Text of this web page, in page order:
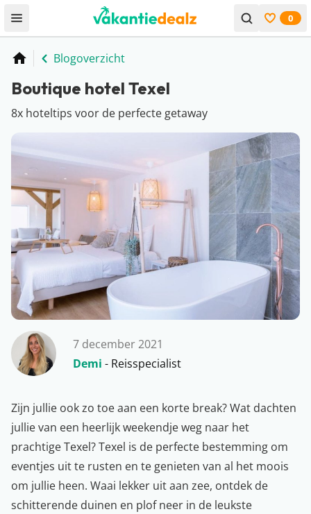
Open menu Bekijk
0
Home
Blogoverzicht
Boutique hotel Texel
8x hoteltips voor de perfecte getaway
7 december 2021
Demi - Reisspecialist
Zijn jullie ook zo toe aan een korte break? Wat dachten
jullie van een heerlijk weekendje weg naar het
prachtige Texel? Texel is de perfecte bestemming om
eventjes uit te rusten en te genieten van al het moois
om jullie heen. Waai lekker uit aan zee, ontdek de
schitterende duinen en plof neer in de leukste